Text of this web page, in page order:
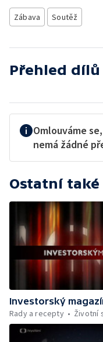
Zábava Soutěž
Přehled dílů
Omlouváme
nemá žádné
Ostatní
Investorský
Rady a recepty
Životní